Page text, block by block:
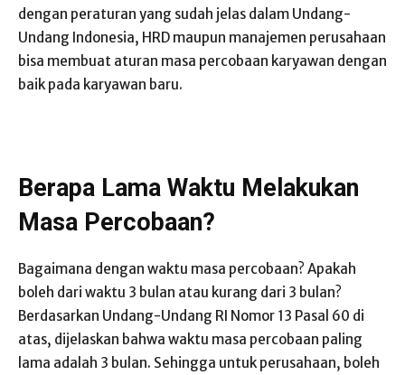
dengan peraturan yang sudah jelas dalam Undang-
Undang Indonesia, HRD maupun manajemen perusahaan
bisa membuat aturan masa percobaan karyawan dengan
baik pada karyawan baru.
Berapa Lama Waktu Melakukan
Masa Percobaan?
Bagaimana dengan waktu masa percobaan? Apakah
boleh dari waktu 3 bulan atau kurang dari 3 bulan?
Berdasarkan Undang-Undang RI Nomor 13 Pasal 60 di
atas, dijelaskan bahwa waktu masa percobaan paling
lama adalah 3 bulan. Sehingga untuk perusahaan, boleh